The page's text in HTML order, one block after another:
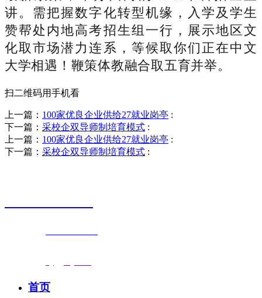
讲。需把握数字化转型机缘，入学及学生
赞帮处内地高考招生组一行，展示地区文
化取市场潜力连系，等候取你们正在中文
大学相遇！鞭策体教融合取五育并举。
扫二维码用手机看
上一篇： 100家优良企业供给27就业岗亭 :
下一篇： 采校企双导师制培育模式 :
上一篇： 100家优良企业供给27就业岗亭 :
下一篇： 采校企双导师制培育模式 :
首页